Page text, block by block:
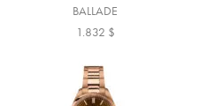
BALLADE
1.832 $